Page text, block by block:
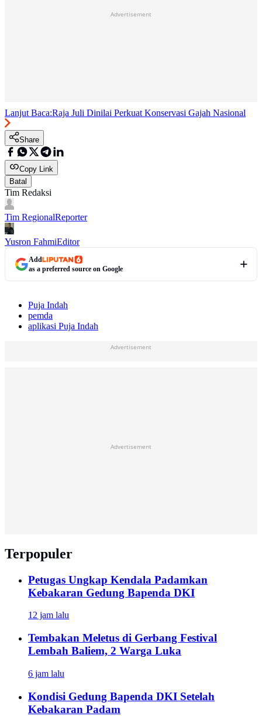
Advertisement
Lanjut Baca:Raja Juli Dinilai Perkuat Konservasi Gajah Nasional
Share
Copy Link
Batal
Tim Redaksi
Tim RegionalReporter
Yusron FahmiEditor
Add
as a preferred source on Google
Puja Indah
pemda
aplikasi Puja Indah
Advertisement
Advertisement
Terpopuler
Petugas Ungkap Kendala Padamkan
Kebakaran Gedung Bapenda DKI
12 jam lalu
Tembakan Meletus di Gerbang Festival
Lembah Baliem, 2 Warga Luka
6 jam lalu
Kondisi Gedung Bapenda DKI Setelah
Kebakaran Padam